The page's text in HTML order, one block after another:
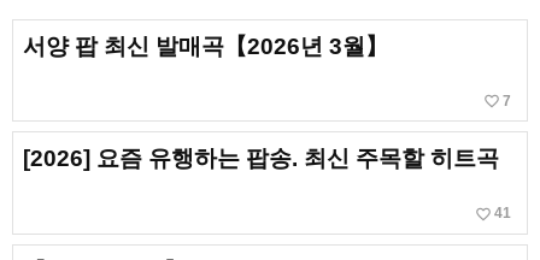
서양 팝 최신 발매곡【2026년 3월】
favorite_border 7
[2026] 요즘 유행하는 팝송. 최신 주목할 히트곡
favorite_border 41